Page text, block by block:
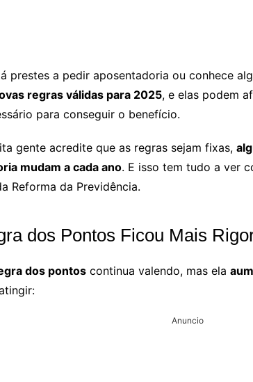
prestes a pedir aposentadoria ou conhece
regras válidas para 2025, e elas podem
para conseguir o benefício.
gente acredite que as regras sejam fixas,
mudam a cada ano. E isso tem tudo a ver
Reforma da Previdência.
dos Pontos Ficou Mais
dos pontos continua valendo, mas ela
Anuncio